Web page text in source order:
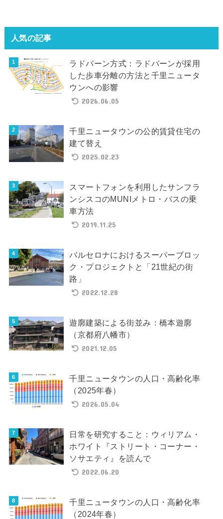
人気の記事
ラドバーン方式：ラドバーンが採用
した歩車分離の方法と千里ニュータ
ウンへの影響
2026.06.05
千里ニュータウンの公的賃貸住宅の
建て替え
2025.02.23
スマートフォンを利用したサンフラ
ンシスコのMUNIメトロ・バスの乗
車方法
2019.11.25
バルセロナにおけるスーパーブロッ
ク・プロジェクトと「21世紀の街
路」
2022.12.28
遊廓建築による街並み：橋本遊廓
（京都府八幡市）
2021.12.05
千里ニュータウンの人口・高齢化率
（2025年春）
2026.05.04
日常を研究すること：ウィリアム・
ホワイト『ストリート・コーナー・
ソサエティ』を読んで
2022.06.20
千里ニュータウンの人口・高齢化率
（2024年春）